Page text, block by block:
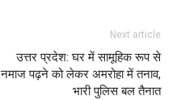
Next article
उत्तर प्रदेश: घर में सामूहिक रूप से
नमाज पढ़ने को लेकर अमरोहा में तनाव,
भारी पुलिस बल तैनात